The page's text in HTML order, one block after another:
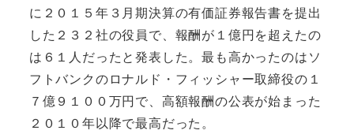
に２０１５年３月期決算の有価証券報告書を提出
した２３２社の役員で、報酬が１億円を超えたの
は６１人だったと発表した。最も高かったのはソ
フトバンクのロナルド・フィッシャー取締役の１
７億９１００万円で、高額報酬の公表が始まった
２０１０年以降で最高だった。